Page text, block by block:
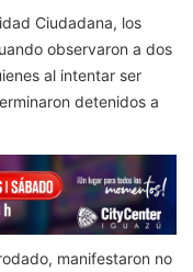
Ciudadana, los
observaron a dos
al intentar ser
detenidos a
manifestaron no